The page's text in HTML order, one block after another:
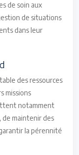
de soin aux
de situations
dans leur
des ressources
missions
notamment
maintenir des
la pérennité